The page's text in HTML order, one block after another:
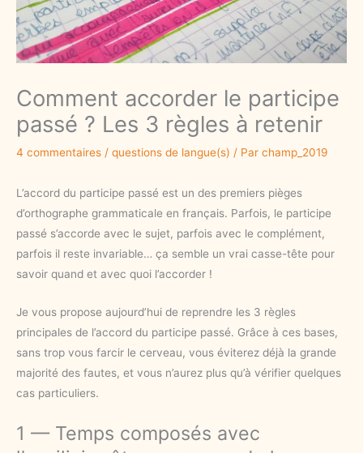
Comment accorder le participe
passé ? Les 3 règles à retenir
4 commentaires / questions de langue(s) / Par champ_2019
L’accord du participe passé est un des premiers pièges
d’orthographe grammaticale en français. Parfois, le participe
passé s’accorde avec le sujet, parfois avec le complément,
parfois il reste invariable… ça semble un vrai casse-tête pour
savoir quand et avec quoi l’accorder !
Je vous propose aujourd’hui de reprendre les 3 règles
principales de l’accord du participe passé. Grâce à ces bases,
sans trop vous farcir le cerveau, vous éviterez déjà la grande
majorité des fautes, et vous n’aurez plus qu’à vérifier quelques
cas particuliers.
1 — Temps composés avec